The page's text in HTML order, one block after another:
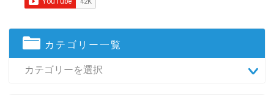
カテゴリー一覧